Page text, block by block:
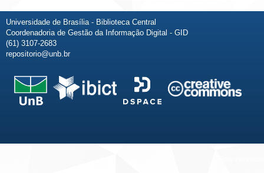
Universidade de Brasília - Biblioteca Central
Coordenadoria de Gestão da Informação Digital - GID
(61) 3107-2683
repositorio@unb.br